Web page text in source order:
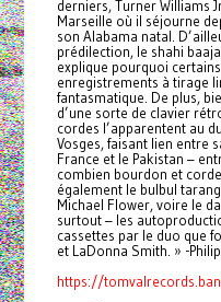
derniers, Turner Williams
Marseille où il séjourne
son Alabama natal.
prédilection, le shahi
explique pourquoi
enregistrements à tirage
fantasmatique. De plus,
d’une sorte de clavier
cordes l’apparentent au
Vosges, faisant lien entre
France et le Pakistan –
combien bourdon et
également le bulbul
Michael Flower, voire le
surtout – les
cassettes par le duo que
et LaDonna Smith. » -
https://